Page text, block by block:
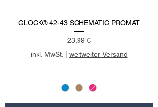
GLOCK® 42-43 SCHEMATIC PROMAT
Preis
23,99 €
inkl. MwSt. | weltweiter Versand